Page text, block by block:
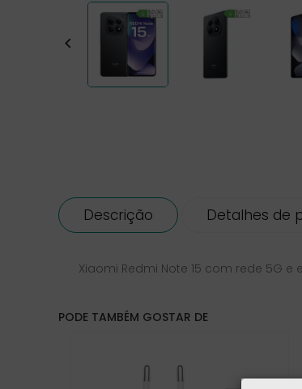

Descrição Detalhes de
Xiaomi Redmi Note 15 com rede 5G e
PODE TAMBÉM GOSTAR DE